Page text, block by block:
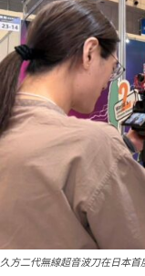
久方二代無線超音波刀在日本首